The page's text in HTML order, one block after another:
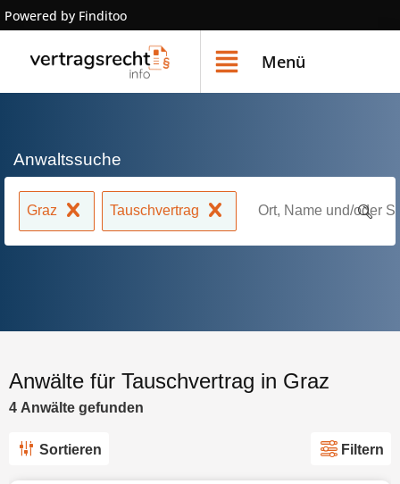
Powered by Finditoo
Menü
Anwaltssuche
Graz Tauschvertrag
Anwälte für Tauschvertrag in Graz
4 Anwälte gefunden
Sortieren Filtern